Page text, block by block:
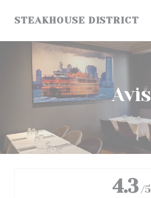
STEAKHOUSE DISTRICT
Avis
4.3 /5